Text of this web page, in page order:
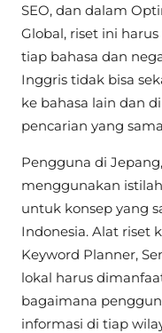
SEO, dan dalam
Global, riset ini
tiap bahasa dan
Inggris tidak bisa
ke bahasa lain dan
pencarian yang
Pengguna di
menggunakan
untuk konsep yang
Indonesia. Alat riset
Keyword Planner,
lokal harus
bagaimana
informasi di tiap